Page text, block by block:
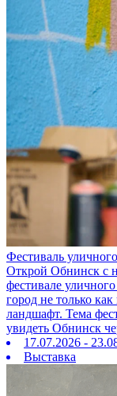
Фестиваль
Открой Обнинск с
фестивале
город не только
ландшафт. Тема
увидеть Обнинск
17.07.2026 -
Выставка